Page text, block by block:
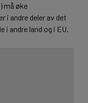
må øke
i andre deler av det
i andre land og i EU.